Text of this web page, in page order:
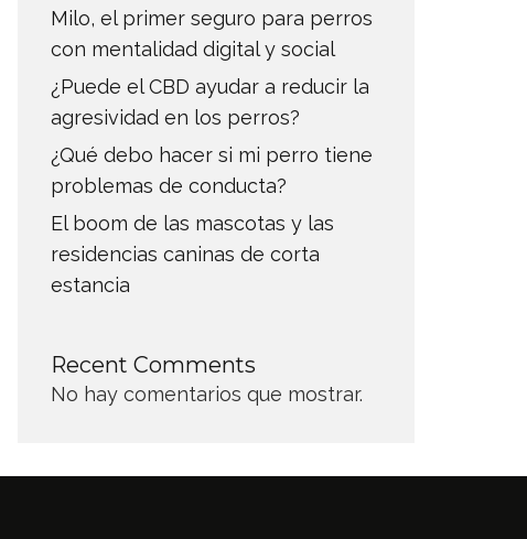
Milo, el primer seguro para perros
con mentalidad digital y social
¿Puede el CBD ayudar a reducir la
agresividad en los perros?
¿Qué debo hacer si mi perro tiene
problemas de conducta?
El boom de las mascotas y las
residencias caninas de corta
estancia
Recent Comments
No hay comentarios que mostrar.